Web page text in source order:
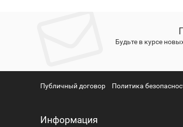
Будьте в курсе
Публичный договор Политика
Информация